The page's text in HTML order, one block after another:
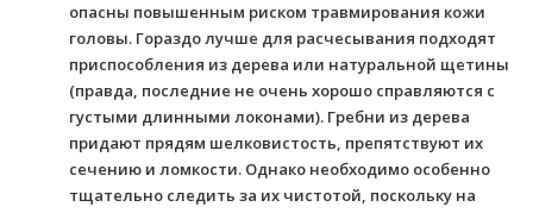
опасны повышенным риском травмирования кожи
головы. Гораздо лучше для расчесывания подходят
приспособления из дерева или натуральной щетины
(правда, последние не очень хорошо справляются с
густыми длинными локонами). Гребни из дерева
придают прядям шелковистость, препятствуют их
сечению и ломкости. Однако необходимо особенно
тщательно следить за их чистотой, поскольку на